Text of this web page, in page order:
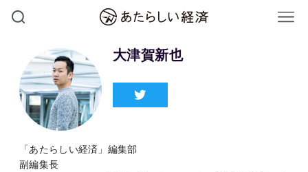
大津賀新也
「あたらしい経済」編集部
副編集長